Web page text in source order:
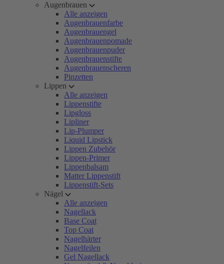
Augenbrauen
Alle anzeigen
Augenbrauenfarbe
Augenbrauengel
Augenbrauenpomade
Augenbrauenpuder
Augenbrauenstifte
Augenbrauenscheren
Pinzetten
Lippen
Alle anzeigen
Lippenstifte
Lipgloss
Lipliner
Lip-Plumper
Liquid Lipstick
Lippen Zubehör
Lippen-Primer
Lippenbalsam
Matter Lippenstift
Lippenstift-Sets
Nägel
Alle anzeigen
Nagellack
Base Coat
Top Coat
Nagelhärter
Nagelfeilen
Gel Nagellack